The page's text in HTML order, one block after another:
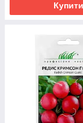
Купити